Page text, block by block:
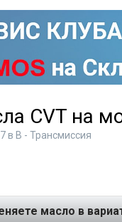
CVT на
в B - Трансмиссия
масло в